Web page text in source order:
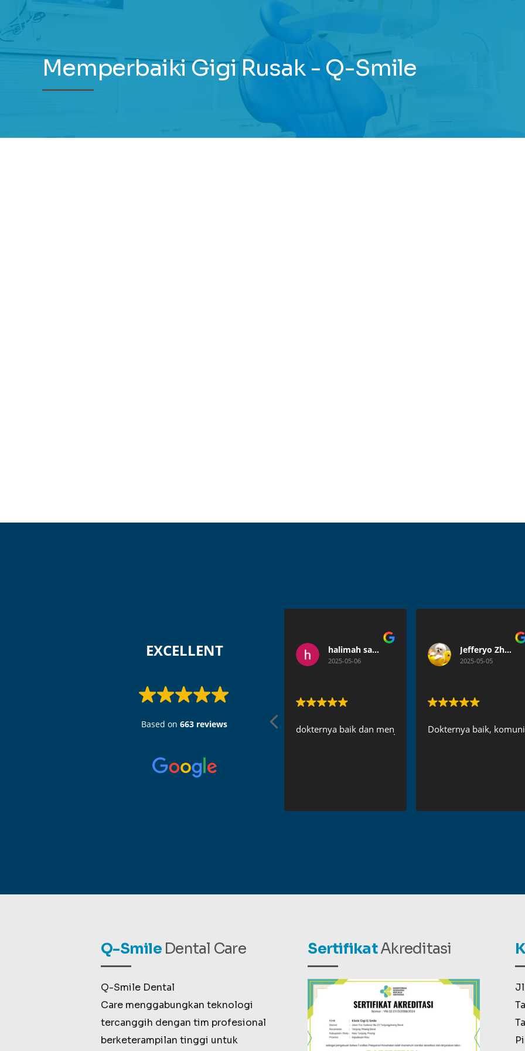
Memperbaiki Gigi Rusak - Q-Smile
EXCELLENT
Based on 663 reviews
halimah satuldaniah
2025-05-06
dokternya baik dan menjelaskan secara detail
Jefferyo Zhang
2025-05-05
Dokternya baik,
Q-Smile Dental Care
Q-Smile Dental
Care menggabungkan teknologi
tercanggih dengan tim profesional
berketerampilan tinggi untuk
SertifikatAkreditasi